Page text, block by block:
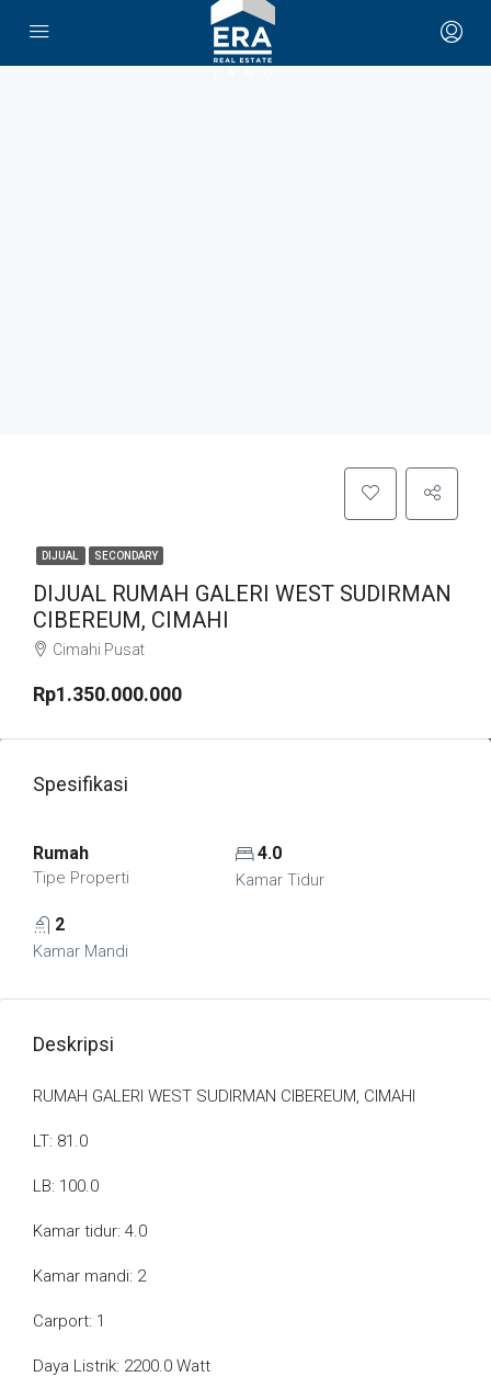
DIJUAL SECONDARY
DIJUAL RUMAH GALERI WEST SUDIRMAN
CIBEREUM, CIMAHI
Cimahi Pusat
Rp1.350.000.000
Spesifikasi
Rumah
Tipe Properti
4.0
Kamar Tidur
2
Kamar Mandi
Deskripsi
RUMAH GALERI WEST SUDIRMAN CIBEREUM, CIMAHI
LT: 81.0
LB: 100.0
Kamar tidur: 4.0
Kamar mandi: 2
Carport: 1
Daya Listrik: 2200.0 Watt